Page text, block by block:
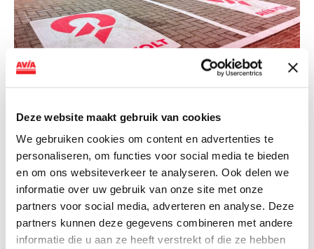
Deze website maakt gebruik van cookies
We gebruiken cookies om content en advertenties te
personaliseren, om functies voor social media te bieden
en om ons websiteverkeer te analyseren. Ook delen we
informatie over uw gebruik van onze site met onze
partners voor social media, adverteren en analyse. Deze
partners kunnen deze gegevens combineren met andere
informatie die u aan ze heeft verstrekt of die ze hebben
NIEUWS
AVIA VOLT en Fletcher Hotels starten
landelijke uitrol van DC-
snellaadinfrastructuur
AVIA VOLT en Fletcher Hotels starten landelijke uitrol
van DC-snellaadinfrastructuur AVIA VOLT en...
Lees verder